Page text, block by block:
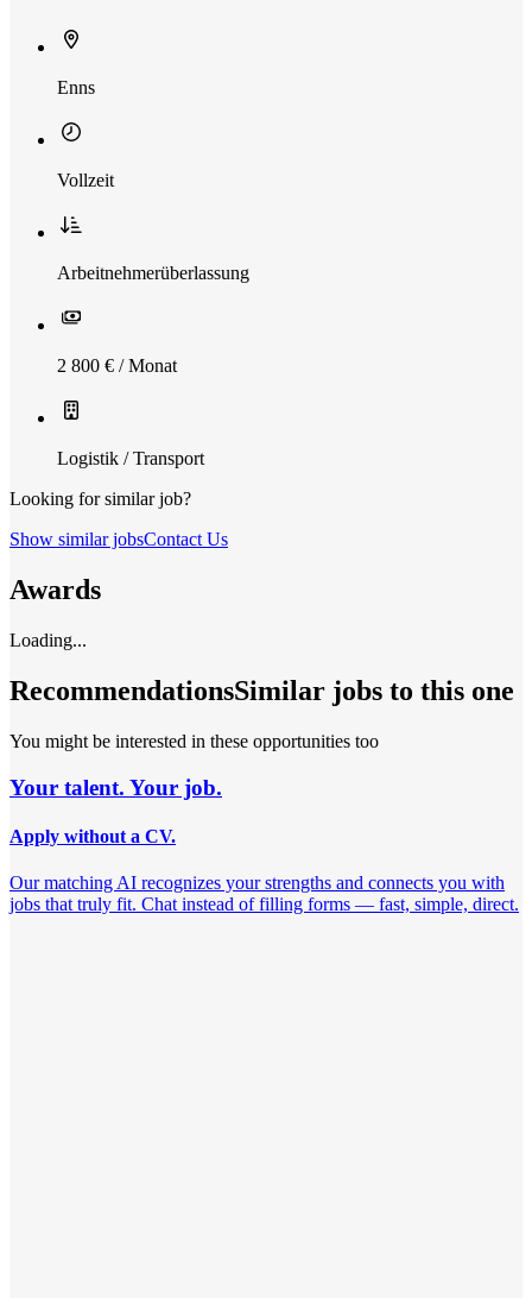
Enns
Vollzeit
Arbeitnehmerüberlassung
2 800 € / Monat
Logistik / Transport
Looking for similar job?
Show similar jobsContact Us
Awards
Loading...
RecommendationsSimilar jobs to this one
You might be interested in these opportunities too
Your talent. Your job.
Apply without a CV.
Our matching AI recognizes your strengths and connects you with
jobs that truly fit. Chat instead of filling forms — fast, simple, direct.